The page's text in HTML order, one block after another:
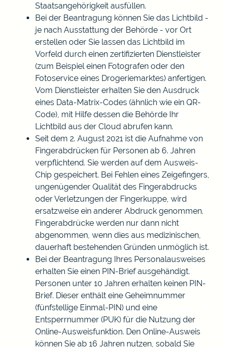
Staatsangehörigkeit ausfüllen.
Bei der Beantragung können Sie das Lichtbild -
je nach Ausstattung der Behörde - vor Ort
erstellen oder Sie lassen das Lichtbild im
Vorfeld durch einen zertifizierten Dienstleister
(zum Beispiel einen Fotografen oder den
Fotoservice eines Drogeriemarktes) anfertigen.
Vom Dienstleister erhalten Sie den Ausdruck
eines Data-Matrix-Codes (ähnlich wie ein QR-
Code), mit Hilfe dessen die Behörde Ihr
Lichtbild aus der Cloud abrufen kann.
Seit dem 2. August 2021 ist die Aufnahme von
Fingerabdrücken für Personen ab 6. Jahren
verpflichtend. Sie werden auf dem Ausweis-
Chip gespeichert. Bei Fehlen eines Zeigefingers,
ungenügender Qualität des Fingerabdrucks
oder Verletzungen der Fingerkuppe, wird
ersatzweise ein anderer Abdruck genommen.
Fingerabdrücke werden nur dann nicht
abgenommen, wenn dies aus medizinischen,
dauerhaft bestehenden Gründen unmöglich ist.
Bei der Beantragung Ihres Personalausweises
erhalten Sie einen PIN-Briefausgehändigt.
Personen unter 10 Jahren erhalten keinen PIN-
Brief. Dieser enthält eine Geheimnummer
(fünfstellige Einmal-PIN) und eine
Entsperrnummer (PUK) für die Nutzung der
Online-Ausweisfunktion. Den Online-Ausweis
können Sie ab 16 Jahren nutzen, sobald Sie